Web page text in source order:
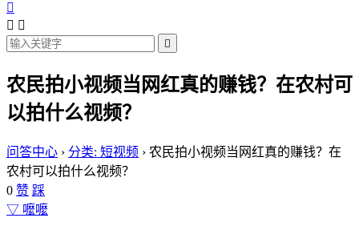

 

农民拍小视频当网红真的赚钱？在农村可
以拍什么视频？
问答中心 › 分类: 短视频 › 农民拍小视频当网红真的赚钱？在
农村可以拍什么视频？
0 赞 踩
▽ 嚒嚒